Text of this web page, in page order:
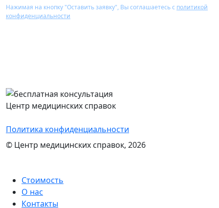
Нажимая на кнопку "Оставить заявку", Вы соглашаетесь с политикой
конфиденциальности
Центр медицинских справок
Политика конфиденциальности
© Центр медицинских справок, 2026
Стоимость
О нас
Контакты